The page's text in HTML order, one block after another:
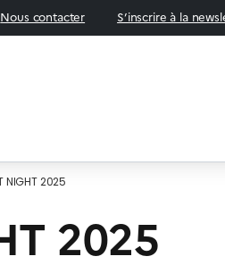
Nous contacter S’inscrire à la
NIGHT 2025
2025